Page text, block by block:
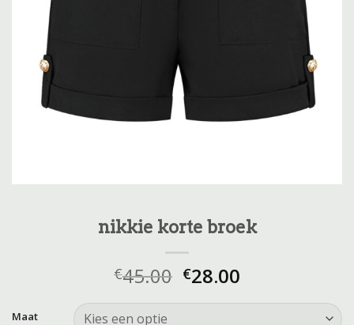
nikkie korte broek
€45.00 €28.00
Maat